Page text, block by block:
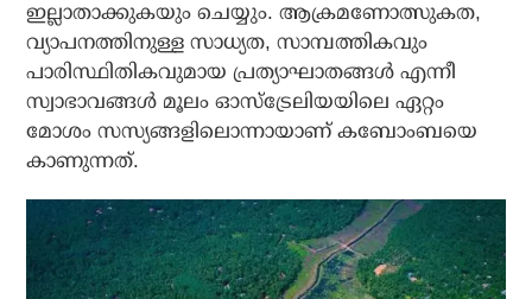
ഇല്ലാതാക്കുകയും ചെയ്യും. ആക്രമണോത്സുകത,
വ്യാപനത്തിനുള്ള സാധ്യത, സാമ്പത്തികവും
പാരിസ്ഥിതികവുമായ പ്രത്യാഘാതങ്ങള്‍ എന്നീ
സ്വാഭാവങ്ങള്‍ മൂലം ഓസ്ട്രേലിയയിലെ ഏറ്റം
മോശം സസ്യങ്ങളിലൊന്നായാണ് കബോംബയെ
കാണുന്നത്.